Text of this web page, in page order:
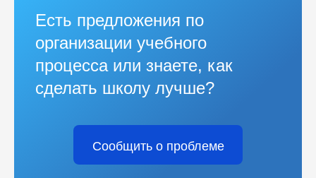
Есть предложения по
организации учебного
процесса или знаете, как
сделать школу лучше?
Сообщить о проблеме